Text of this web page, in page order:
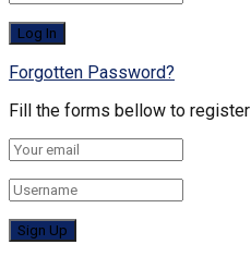
Forgotten Password?
Fill the forms bellow to register